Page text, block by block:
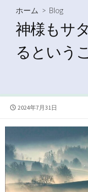
ホーム > Blog
神様もサ
るという
公
日
2024年7月31日